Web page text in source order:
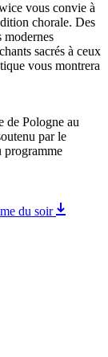
vous convie à
chorale. Des
modernes
sacrés à ceux
vous montrera
de Pologne au
par le
programme
du soir